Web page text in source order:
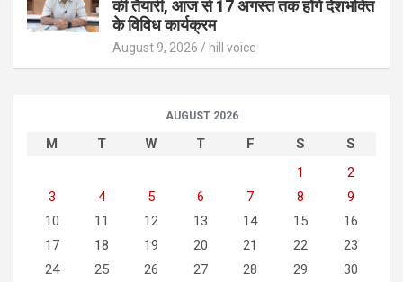
की तैयारी, आज से 17 अगस्त तक होंगे देशभक्ति
के विविध कार्यक्रम
August 9, 2026 hill voice
AUGUST 2026
M T W T F S
S
1
2
3
4 5 6 7 8
9
10
11 12 13 14 15
16
17
18 19 20 21 22
23
24
25 26 27 28 29
30